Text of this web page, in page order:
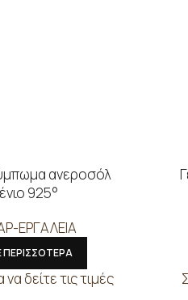
ανεροσόλ
925°
ΕΡΓΑΛΕΙΑ
ΠΕΡΙΣΣΟΤΕΡΑ
δείτε τις τιμές